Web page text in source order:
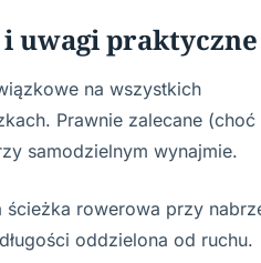
uwagi praktyczne
na wszystkich
Prawnie zalecane (choć
samodzielnym wynajmie.
ścieżka rowerowa przy
oddzielona od ruchu.